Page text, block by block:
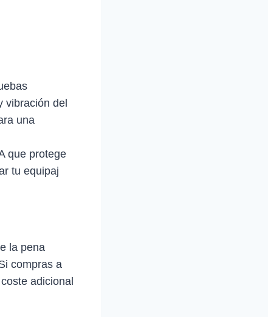
vibración del
una
que protege
tu equipaj
la pena
compras a
adicional